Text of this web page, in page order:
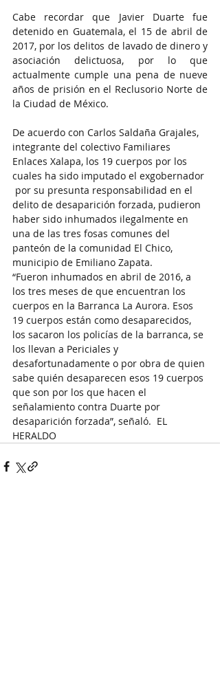
Cabe recordar que Javier Duarte fue
detenido en Guatemala, el 15 de abril de
2017, por los delitos de lavado de dinero y
asociación delictuosa, por lo que
actualmente cumple una pena de nueve
años de prisión en el Reclusorio Norte de
la Ciudad de México.
De acuerdo con Carlos Saldaña Grajales,
integrante del colectivo Familiares
Enlaces Xalapa, los 19 cuerpos por los
cuales ha sido imputado el exgobernador
por su presunta responsabilidad en el
delito de desaparición forzada, pudieron
haber sido inhumados ilegalmente en
una de las tres fosas comunes del
panteón de la comunidad El Chico,
municipio de Emiliano Zapata.
“Fueron inhumados en abril de 2016, a
los tres meses de que encuentran los
cuerpos en la Barranca La Aurora. Esos
19 cuerpos están como desaparecidos,
los sacaron los policías de la barranca, se
los llevan a Periciales y
desafortunadamente o por obra de quien
sabe quién desaparecen esos 19 cuerpos
que son por los que hacen el
señalamiento contra Duarte por
desaparición forzada”, señaló.  EL
HERALDO